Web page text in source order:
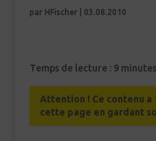
par HFischer 03.08.2010
Temps de lecture : 9 minutes
Attention ! Ce contenu a
cette page en gardant